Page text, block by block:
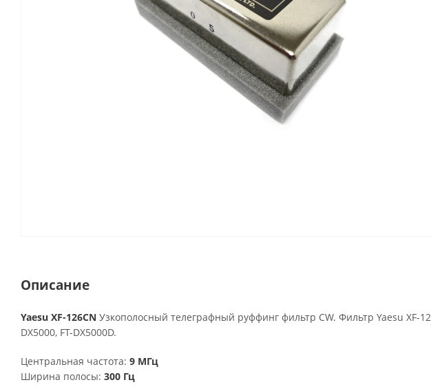
Описание
Yaesu XF-126CN Узкополосный телеграфный руффинг фильтр CW. Фильтр Yaesu XF-
DX5000, FT-DX5000D.
Центральная частота: 9 МГц
Ширина полосы: 300 Гц